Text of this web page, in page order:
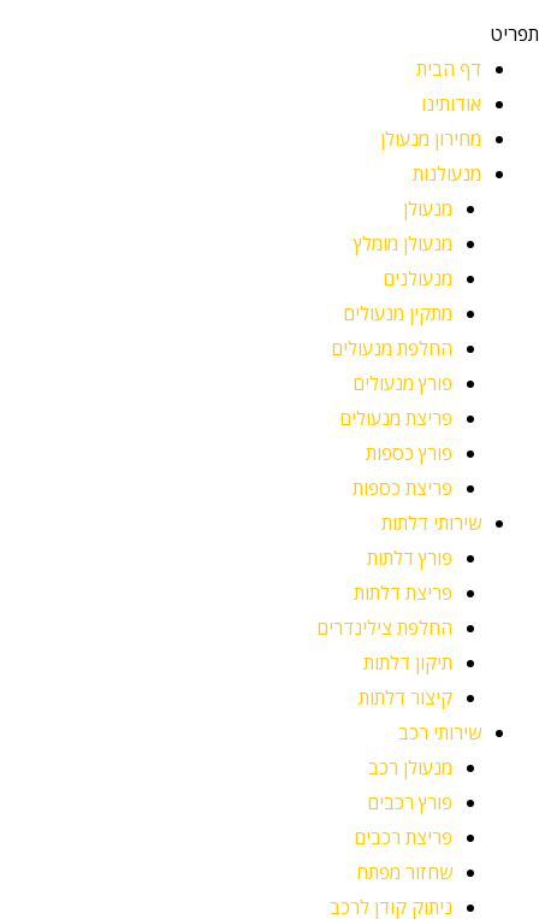
תפריט
דף הבית
אודותינו
מחירון מנעולן
מנעולנות
מנעולן
מנעולן מומלץ
מנעולנים
מתקין מנעולים
החלפת מנעולים
פורץ מנעולים
פריצת מנעולים
פורץ כספות
פריצת כספות
שירותי דלתות
פורץ דלתות
פריצת דלתות
החלפת צילינדרים
תיקון דלתות
קיצור דלתות
שירותי רכב
מנעולן רכב
פורץ רכבים
פריצת רכבים
שחזור מפתח
ניתוק קודן לרכב